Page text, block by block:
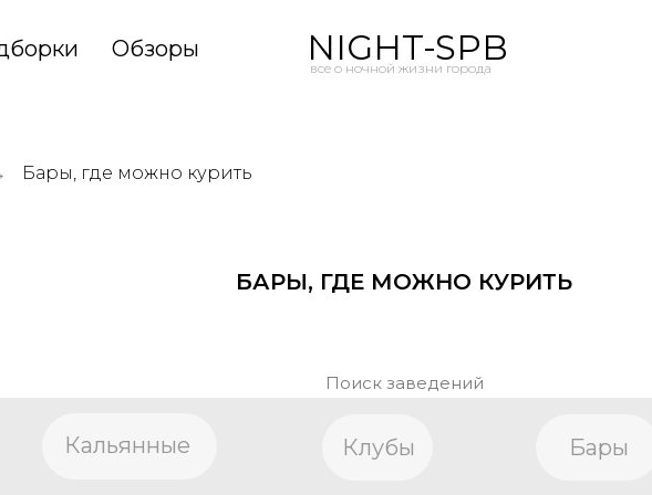
Обзоры NIGHT-SPB
все о ночной жизни города
Бары, где можно курить
БАРЫ, ГДЕ МОЖНО КУРИТЬ
Бары
Клубы
Кальянные
Поиск заведений